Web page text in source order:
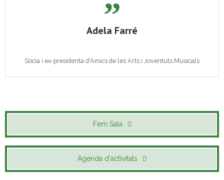
Adela Farré
Sòcia i ex-presidenta d'Amics de les Arts i Joventuts Musicals
Fem Sala
Agenda d'activitats